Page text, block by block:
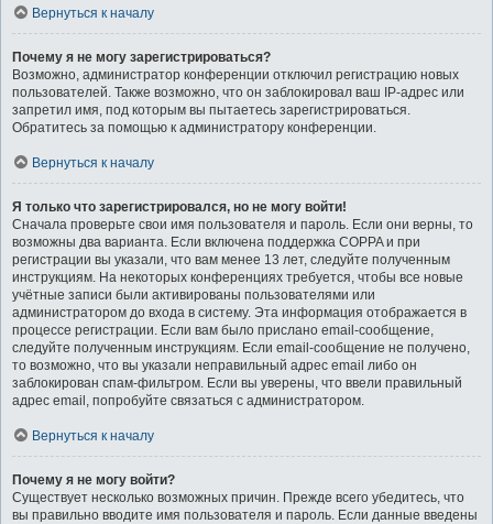
Вернуться к началу
Почему я не могу зарегистрироваться?
Возможно, администратор конференции отключил регистрацию новых
пользователей. Также возможно, что он заблокировал ваш IP-адрес или
запретил имя, под которым вы пытаетесь зарегистрироваться.
Обратитесь за помощью к администратору конференции.
Вернуться к началу
Я только что зарегистрировался, но не могу войти!
Сначала проверьте свои имя пользователя и пароль. Если они верны, то
возможны два варианта. Если включена поддержка COPPA и при
регистрации вы указали, что вам менее 13 лет, следуйте полученным
инструкциям. На некоторых конференциях требуется, чтобы все новые
учётные записи были активированы пользователями или
администратором до входа в систему. Эта информация отображается в
процессе регистрации. Если вам было прислано email-сообщение,
следуйте полученным инструкциям. Если email-сообщение не получено,
то возможно, что вы указали неправильный адрес email либо он
заблокирован спам-фильтром. Если вы уверены, что ввели правильный
адрес email, попробуйте связаться с администратором.
Вернуться к началу
Почему я не могу войти?
Существует несколько возможных причин. Прежде всего убедитесь, что
вы правильно вводите имя пользователя и пароль. Если данные введены